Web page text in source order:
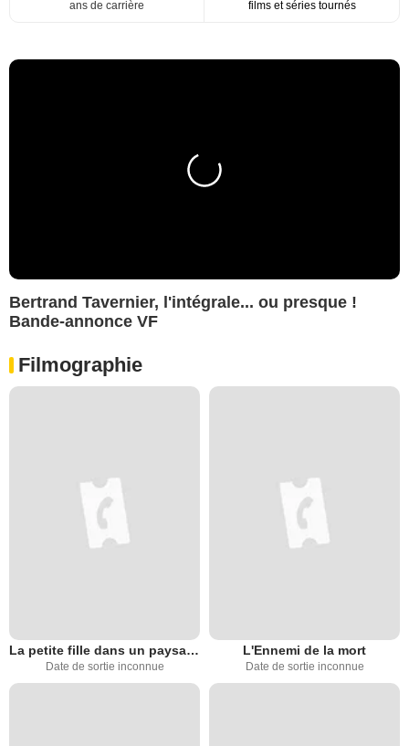
ans de carrière
films et séries tournés
Bertrand Tavernier, l'intégrale... ou presque !
Bande-annonce VF
Filmographie
La petite fille dans un paysage bleu
Date de sortie inconnue
L'Ennemi de la mort
Date de sortie inconnue